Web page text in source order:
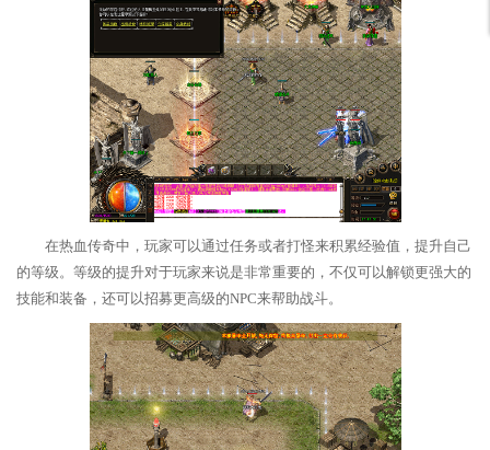
在热血传奇中，玩家可以通过任务或者打怪来积累经验值，提升自己
的等级。等级的提升对于玩家来说是非常重要的，不仅可以解锁更强大的
技能和装备，还可以招募更高级的NPC来帮助战斗。